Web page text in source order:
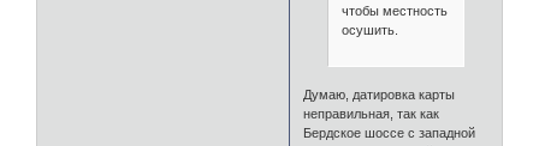
чтобы местность
осушить.
Думаю, датировка карты
неправильная, так как
Бердское шоссе с западной